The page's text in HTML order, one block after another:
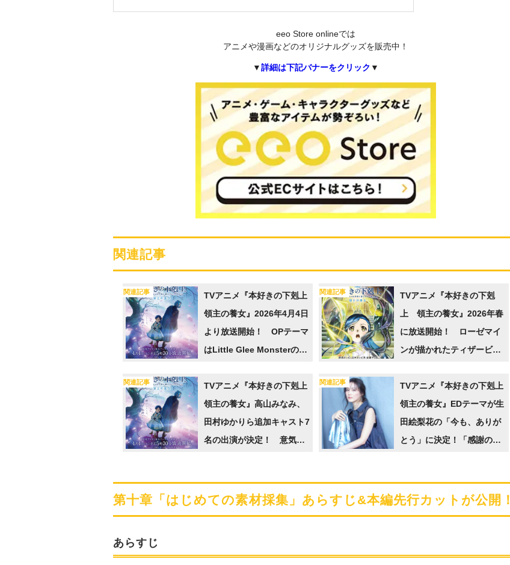
eeo Store onlineでは
アニメや漫画などのオリジナルグッズを販売中！
▼詳細は下記バナーをクリック ▼
関連記事
関連記事
TVアニメ『本好きの下剋上
領主の養女』2026年4月4日
より放送開始！ OPテーマ
はLittle Glee Monsterの
関連記事
TVアニメ『本好きの下剋
上 領主の養女』2026年春
に放送開始！ ローゼマイ
ンが描かれたティザービジ
関連記事
TVアニメ『本好きの下剋上
領主の養女』高山みなみ、
田村ゆかりら追加キャスト7
名の出演が決定！ 意気込
関連記事
TVアニメ『本好きの下剋上
領主の養女』EDテーマが生
田絵梨花の「今も、ありが
とう」に決定！「感謝の気
梨花からコメントも
第十章「はじめての素材採集」あらすじ&本編先行カットが公開！
あらすじ